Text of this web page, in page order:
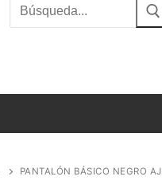
Buscar
por:
PANTALÓN BÁSICO NEGRO